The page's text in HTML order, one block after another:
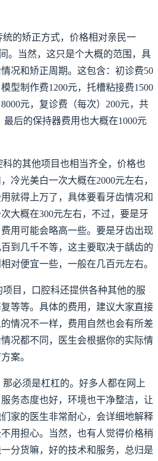
统的矫正方式，价格相对亲民一
。当然，这只是个大概的范围，具
况和矫正周期。这包含：初诊费50
型制作费1200元，托槽粘接费1500
元，复诊费（每次）200元，共
最后的保持器费用也大概在1000元
的其他项目也相当齐全，价格也
，冷光美白一次大概在2000元左右，
就得上万了，具体要看牙齿情况和
次大概在300元左右，不过，要是牙
用可能会略高一些。要是牙齿出现
到几千不等，这主要取决于龋齿的
对便宜一些，一般在几百元左右。
目，口腔科还提供各种其他的服
等等。具体的费用，建议大家直接
情况不一样，费用自然也会有所差
况都不同，医生会根据你的实际情
案。
必须是杠杠的。好多人都在网上
务态度也好，环境也干净整洁，让
家的医生非常耐心，会详细地解释
用担心。当然，也有人觉得价格稍
分货嘛，好的技术和服务，总归是